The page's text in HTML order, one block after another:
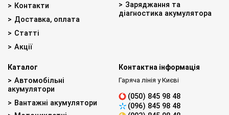
Контакти
Доставка, оплата
Статті
Акції
Заряджання та
діагностика акумулятора
Каталог
Автомобільні
акумулятори
Вантажні акумулятори
Контактна інформація
Гаряча лінія у Києві
(050) 845 98 48
(096) 845 98 48